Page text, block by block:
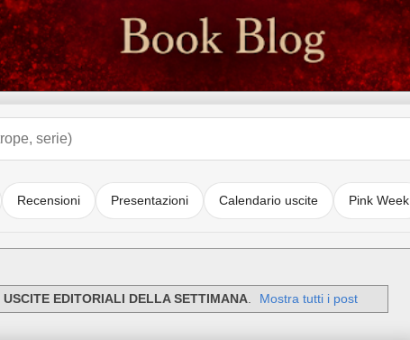
Recensioni Presentazioni Calendario uscite Pink Week
USCITE EDITORIALI DELLA SETTIMANA. Mostra tutti i post